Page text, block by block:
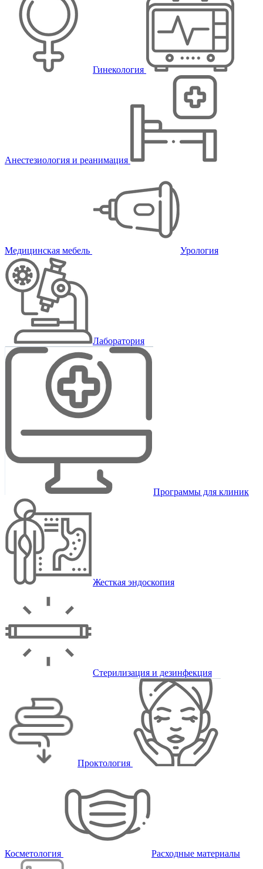
Гинекология
Анестезиология и реанимация
Медицинская мебель Урология
Лаборатория
Программы для клиник
Жесткая эндоскопия
Стерилизация и дезинфекция
Проктология
Косметология Расходные материалы